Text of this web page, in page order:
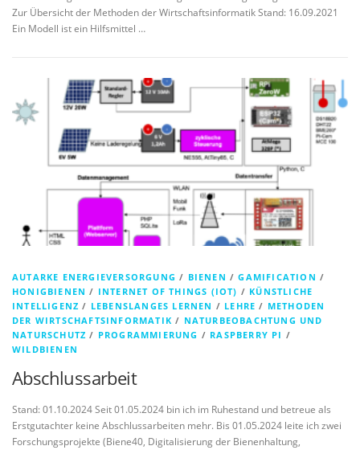
Zur Übersicht der Methoden der Wirtschaftsinformatik Stand: 16.09.2021
Ein Modell ist ein Hilfsmittel …
AUTARKE ENERGIEVERSORGUNG / BIENEN /GAMIFICATION /
HONIGBIENEN / INTERNET OF THINGS (IOT) / KÜNSTLICHE
INTELLIGENZ / LEBENSLANGES LERNEN / LEHRE / METHODEN
DER WIRTSCHAFTSINFORMATIK / NATURBEOBACHTUNG UND
NATURSCHUTZ / PROGRAMMIERUNG / RASPBERRY PI /
WILDBIENEN
Abschlussarbeit
Stand: 01.10.2024 Seit 01.05.2024 bin ich im Ruhestand und betreue als
Erstgutachter keine Abschlussarbeiten mehr. Bis 01.05.2024 leite ich zwei
Forschungsprojekte (Biene40, Digitalisierung der Bienenhaltung,